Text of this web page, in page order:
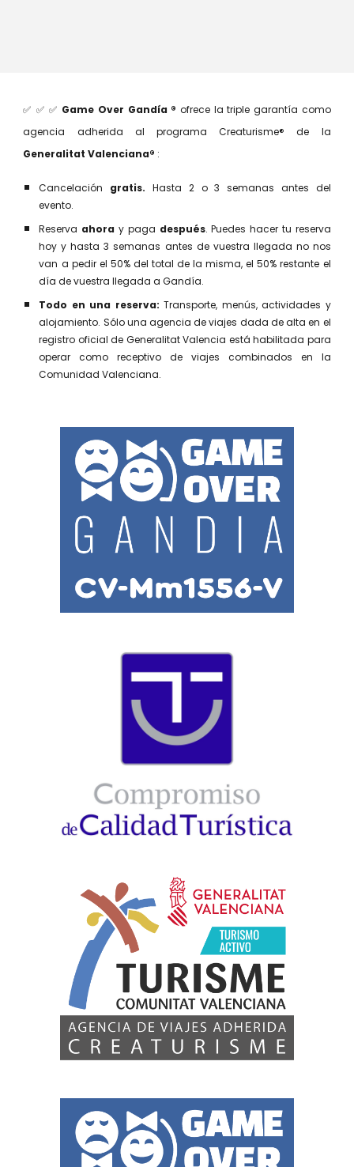
✅ ✅ ✅ Game Over Gandía ® ofrece la triple garantía como
agencia adherida al programaCreaturisme® de la
Generalitat Valenciana® :
Cancelación gratis. Hasta 2 o 3 semanas antes del
evento.
Reserva ahora y paga después. Puedes hacer tu reserva
hoy y hasta 3 semanas antes de vuestra llegada no nos
van a pedir el 50% del total de la misma, el 50% restante el
día de vuestra llegada a Gandía.
Todo en una reserva:Transporte, menús, actividades y
alojamiento. Sólo una agencia de viajes dada de alta en el
registro oficial de Generalitat Valencia está habilitada para
operar como receptivo de viajes combinados en la
Comunidad Valenciana.